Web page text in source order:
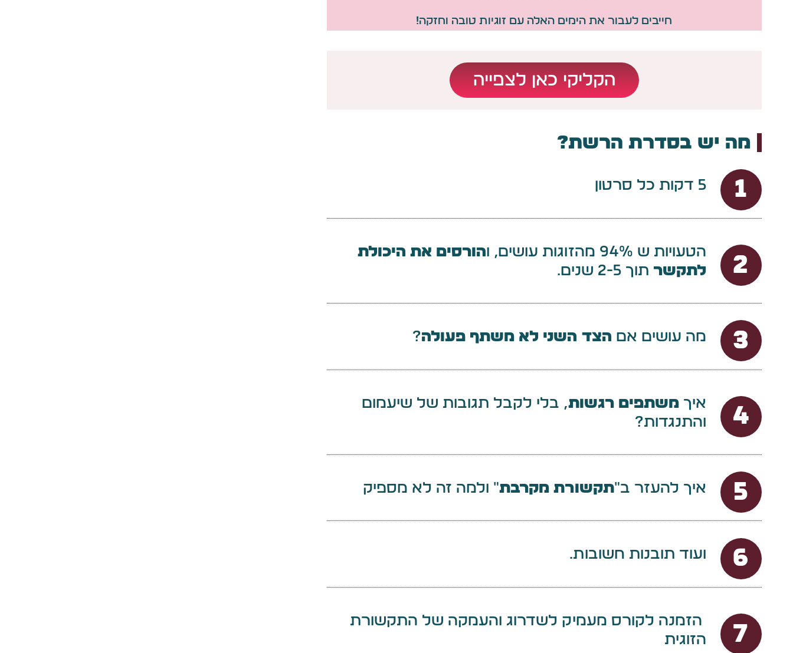
חייבים לעבור את הימים האלה עם זוגיות טובה וחזקה!
הקליקי כאן לצפייה
מה יש בסדרת הרשת?
1 5 דקות כל סרטון
2
הטעויות ש 94% מהזוגות עושים, ו
הורסים את היכולת
לתקשר תוך 2-5 שנים.
3 מה עושים אם הצד השני לא משתף פעולה?
4
איךמשתפים רגשות, בלי לקבל תגובות של שיעמום
והתנגדות?
5 איך להעזר ב״תקשורת מקרבת״ ולמה זה לא מספיק
6 ועוד תובנות חשובות…
7
הזמנה לקורס מעמיק לשדרוג והעמקה של התקשורת
הזוגית